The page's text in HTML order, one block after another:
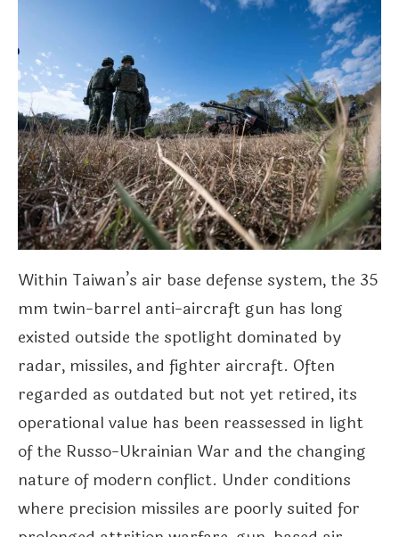
Within Taiwan’s air base defense system, the 35
mm twin-barrel anti-aircraft gun has long
existed outside the spotlight dominated by
radar, missiles, and fighter aircraft. Often
regarded as outdated but not yet retired, its
operational value has been reassessed in light
of the Russo-Ukrainian War and the changing
nature of modern conflict. Under conditions
where precision missiles are poorly suited for